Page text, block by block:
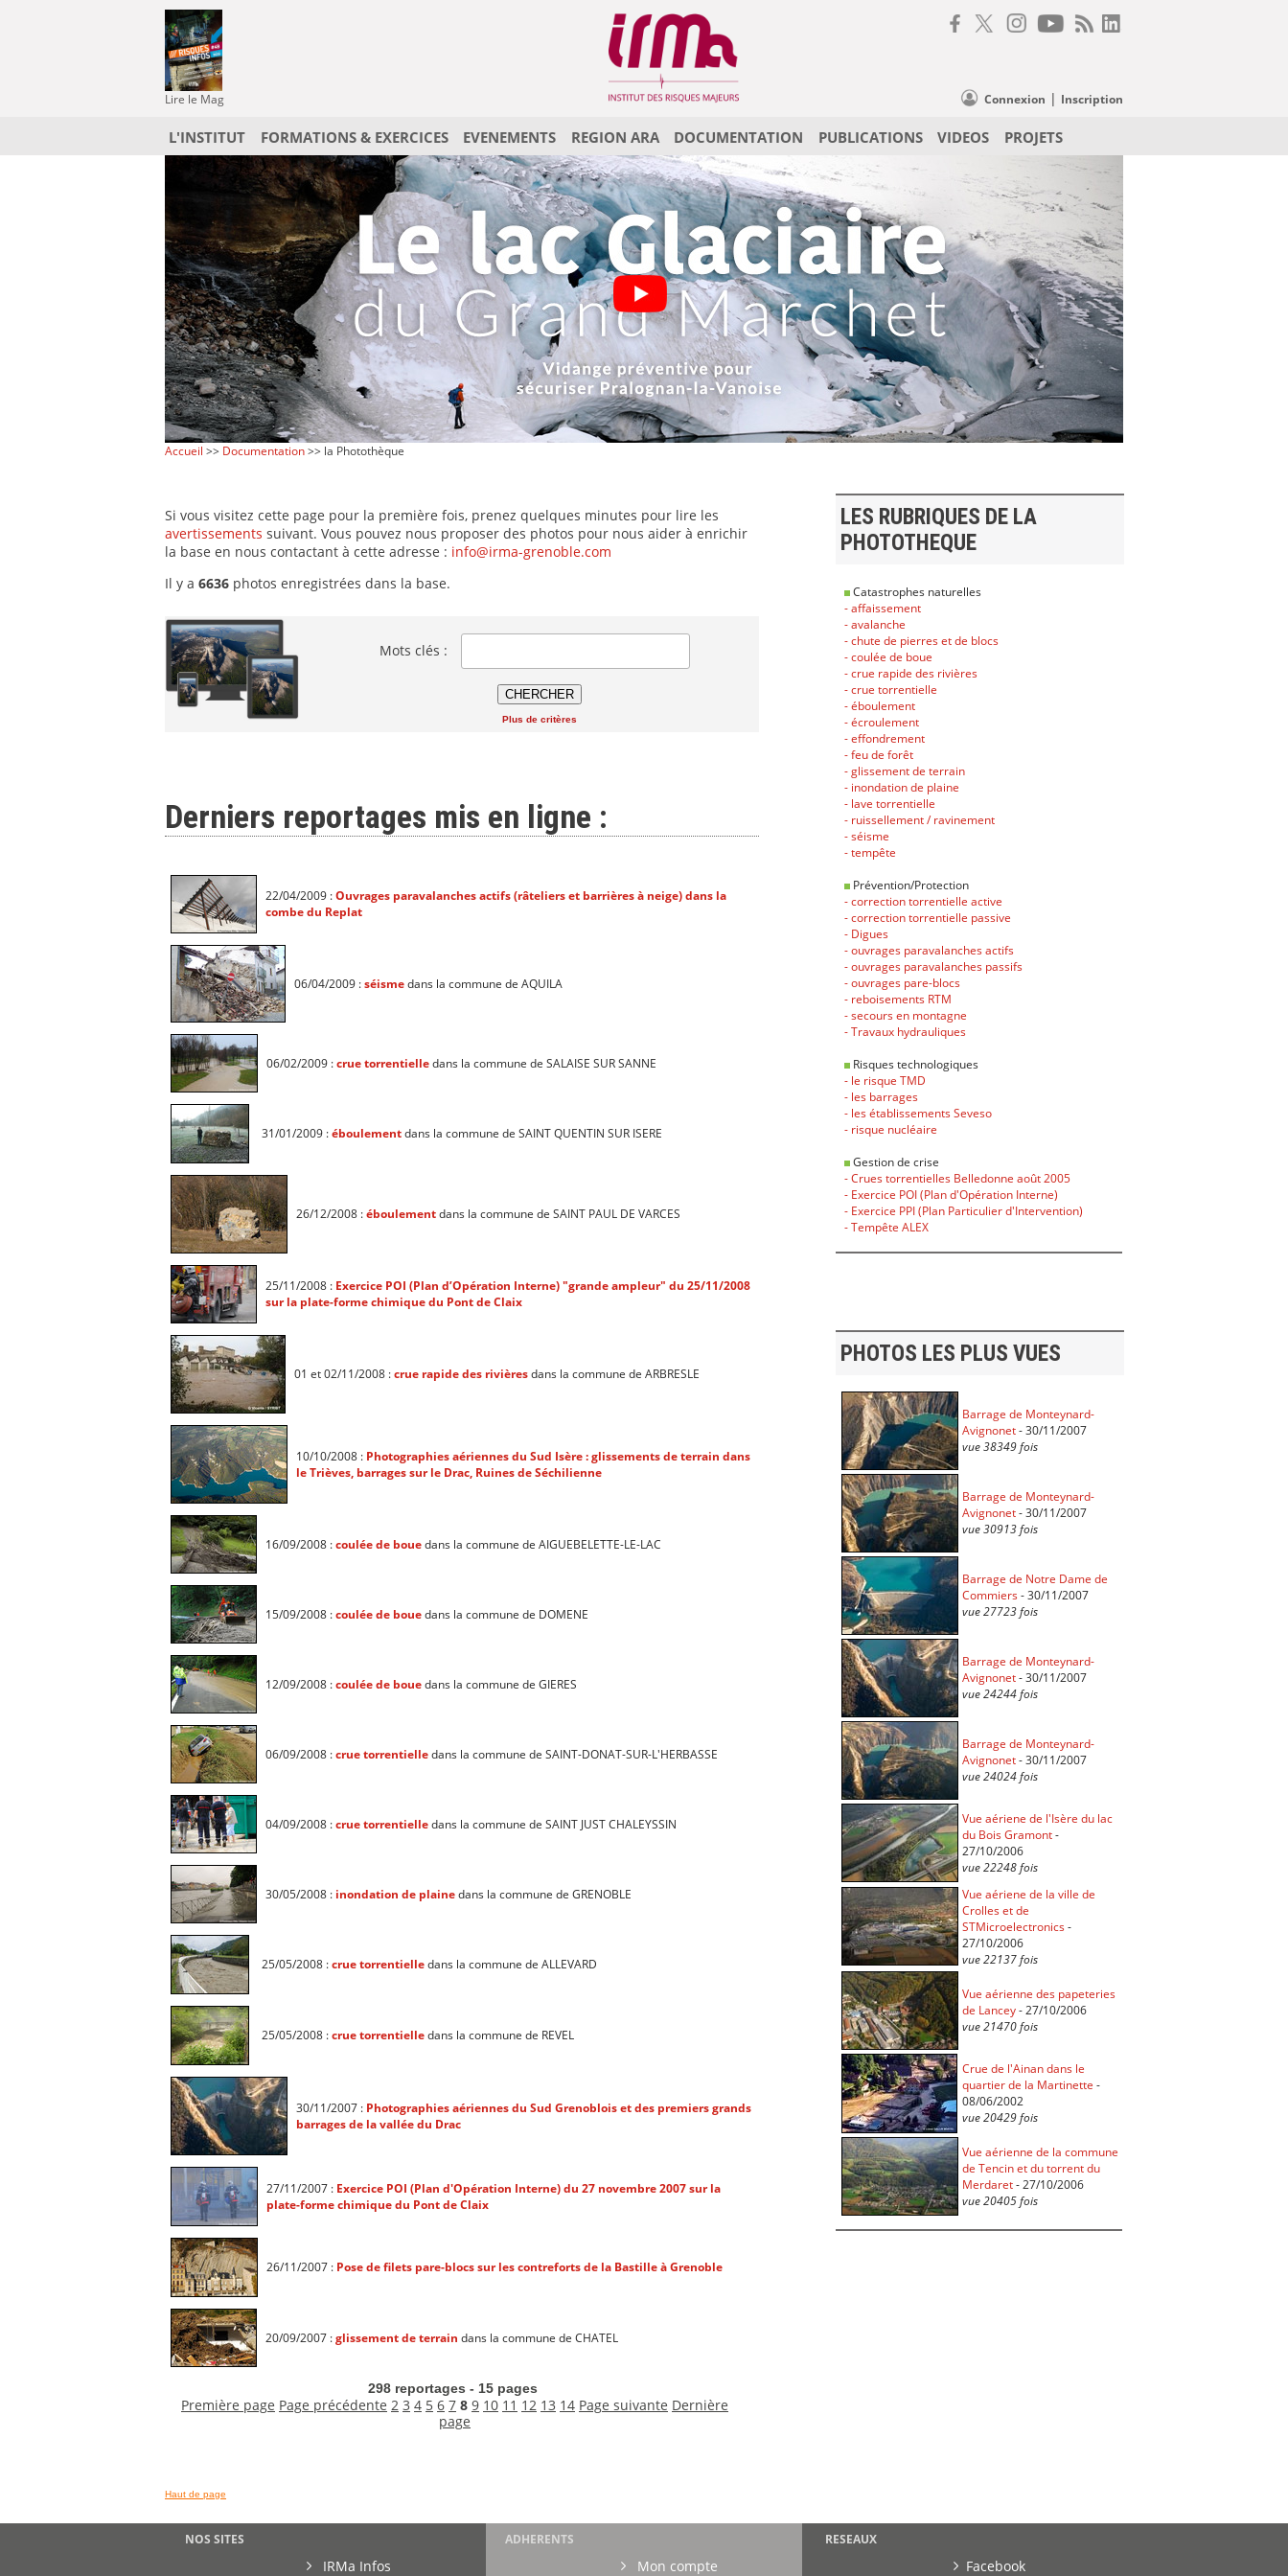
Lire le Mag Connexion | Inscription
L'INSTITUT FORMATIONS & EXERCICES EVENEMENTS REGION ARA DOCUMENTATION PUBLICATIONS VIDEOS PROJETS
Accueil >> Documentation>> la Photothèque
Si vous visitez cette page pour la première fois, prenez quelques minutes pour lire les
avertissements suivant. Vous pouvez nous proposer des photos pour nous aider à enrichir
la base en nous contactant à cette adresse : info@irma-grenoble.com
Il y a 6636 photos enregistrées dans la base.
Mots clés :
Plus de critères
Derniers reportages mis en ligne :
22/04/2009 :Ouvrages paravalanches actifs (râteliers et barrières à neige) dans la
combe du Replat
06/04/2009 :séismedans la commune de AQUILA
06/02/2009 :crue torrentielledans la commune de SALAISE SUR SANNE
31/01/2009 :éboulementdans la commune de SAINT QUENTIN SUR ISERE
26/12/2008 :éboulementdans la commune de SAINT PAUL DE VARCES
25/11/2008 : Exercice POI (Plan d’Opération Interne) "grande ampleur" du 25/11/2008
sur la plate-forme chimique du Pont de Claix
01 et 02/11/2008 :crue rapide des rivièresdans la commune de ARBRESLE
10/10/2008 : Photographies aériennes du Sud Isère : glissements de terrain dans
le Trièves, barrages sur le Drac, Ruines de Séchilienne
16/09/2008 :coulée de bouedans la commune de AIGUEBELETTE-LE-LAC
15/09/2008 :coulée de bouedans la commune de DOMENE
12/09/2008 :coulée de bouedans la commune de GIERES
06/09/2008 :crue torrentielledans la commune de SAINT-DONAT-SUR-L'HERBASSE
04/09/2008 :crue torrentielledans la commune de SAINT JUST CHALEYSSIN
30/05/2008 : inondation de plainedans la commune de GRENOBLE
25/05/2008 :crue torrentielledans la commune de ALLEVARD
25/05/2008 :crue torrentielledans la commune de REVEL
30/11/2007 : Photographies aériennes du Sud Grenoblois et des premiers grands
barrages de la vallée du Drac
27/11/2007 : Exercice POI (Plan d'Opération Interne) du 27 novembre 2007 sur la
plate-forme chimique du Pont de Claix
26/11/2007 : Pose de filets pare-blocs sur les contreforts de la Bastille à Grenoble
20/09/2007 :glissement de terrain dans la commune de CHATEL
298 reportages - 15 pages
Première page Page précédente 2 3 4 5 6 7 8 9 10 11 12 13 14 Page suivante Dernière
page
LES RUBRIQUES DE LA
PHOTOTHEQUE
Catastrophes naturelles
- affaissement
- avalanche
- chute de pierres et de blocs
- coulée de boue
- crue rapide des rivières
- crue torrentielle
- éboulement
- écroulement
- effondrement
- feu de forêt
- glissement de terrain
- inondation de plaine
- lave torrentielle
- ruissellement / ravinement
- séisme
- tempête
Prévention/Protection
- correction torrentielle active
- correction torrentielle passive
- Digues
- ouvrages paravalanches actifs
- ouvrages paravalanches passifs
- ouvrages pare-blocs
- reboisements RTM
- secours en montagne
- Travaux hydrauliques
Risques technologiques
- le risque TMD
- les barrages
- les établissements Seveso
- risque nucléaire
Gestion de crise
- Crues torrentielles Belledonne août 2005
- Exercice POI (Plan d'Opération Interne)
- Exercice PPI (Plan Particulier d'Intervention)
- Tempête ALEX
PHOTOS LES PLUS VUES
Barrage de Monteynard-
Avignonet- 30/11/2007
vue 38349 fois
Barrage de Monteynard-
Avignonet- 30/11/2007
vue 30913 fois
Barrage de Notre Dame de
Commiers- 30/11/2007
vue 27723 fois
Barrage de Monteynard-
Avignonet- 30/11/2007
vue 24244 fois
Barrage de Monteynard-
Avignonet- 30/11/2007
vue 24024 fois
Vue aériene de l'Isère du lac
du Bois Gramont-
27/10/2006
vue 22248 fois
Vue aériene de la ville de
Crolles et de
STMicroelectronics-
27/10/2006
vue 22137 fois
Vue aérienne des papeteries
de Lancey- 27/10/2006
vue 21470 fois
Crue de l'Ainan dans le
quartier de la Martinette -
08/06/2002
vue 20429 fois
Vue aérienne de la commune
de Tencin et du torrent du
Merdaret- 27/10/2006
vue 20405 fois
Haut de page
NOS SITES
IRMa Infos
ADHERENTS
Mon compte
RESEAUX
Facebook